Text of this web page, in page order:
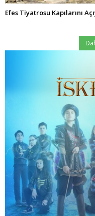
Efes Tiyatrosu Kapılarını